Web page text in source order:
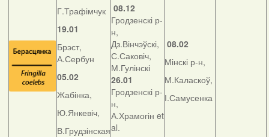
Г.Трафімчук
19.01
Брэст,
А.Сербун
05.02
Жабінка,
Ю.Янкевіч,
В.Грудзінская
08.12
Гродзенскі р-
н,
Дз.Вінчэўскі,
С.Саковіч,
М.Гулінскі
26.01
Гродзенскі р-
н,
А.Храмогін et
al.
08.02
Мінскі р-н,
М.Каласкоў,
І.Самусенка